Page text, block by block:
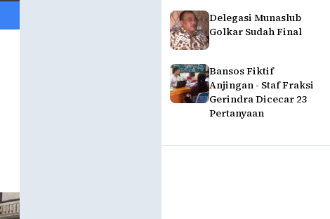
Delegasi Munaslub
Golkar Sudah Final
Bansos Fiktif
Anjingan - Staf Fraksi
Gerindra Dicecar 23
Pertanyaan